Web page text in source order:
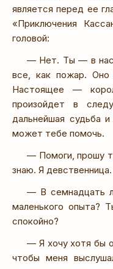
является перед ее
«Приключения
головой:
— Нет. Ты — в
все, как пожар.
Настоящее —
произойдет в
дальнейшая судьба
может тебе помочь.
— Помоги, прошу
знаю. Я девственница.
— В семнадцать
маленького опыта?
спокойно?
— Я хочу хотя бы
чтобы меня